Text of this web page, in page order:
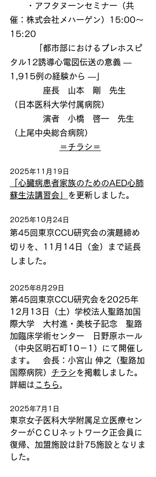
・アフタヌーンセミナー（共
催：株式会社メハーゲン）15:00～
15:20
「都市部におけるプレホスピ
タル12誘導心電図伝送の意義 ―
1,915例の経験から ―」
座長 山本 剛 先生
（日本医科大学付属病院）
演者 小橋 啓一 先生
（上尾中央総合病院）
＝チラシ＝
2025年11月19日
「心臓病患者家族のためのAED心肺
蘇生法講習会」
を更新しました。
2025年10月24日
第45回東京CCU研究会の演題締め
切りを、11月14日（金）まで延長
しました。
2025年8月29日
第45回東京CCU研究会を2025年
12月13日（土）学校法人聖路加国
際大学 大村進・美枝子記念 聖路
加臨床学術センター 日野原ホール
（中央区明石町10－1）にて開催し
ます。 会長：小宮山 伸之（聖路加
国際病院） チラシを掲載しました。
詳細は こちら 。
2025年7月1日
東京女子医科大学附属足立医療セン
ターがＣＣＵネットワーク正会員に
復帰、加盟施設は計75施設となりま
した。